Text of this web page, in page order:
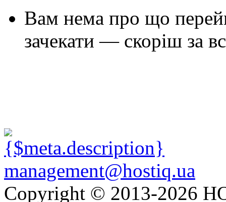
Вам нема про що
зачекати — скоріш за
management@hostiq.ua
Copyright © 2013-2026